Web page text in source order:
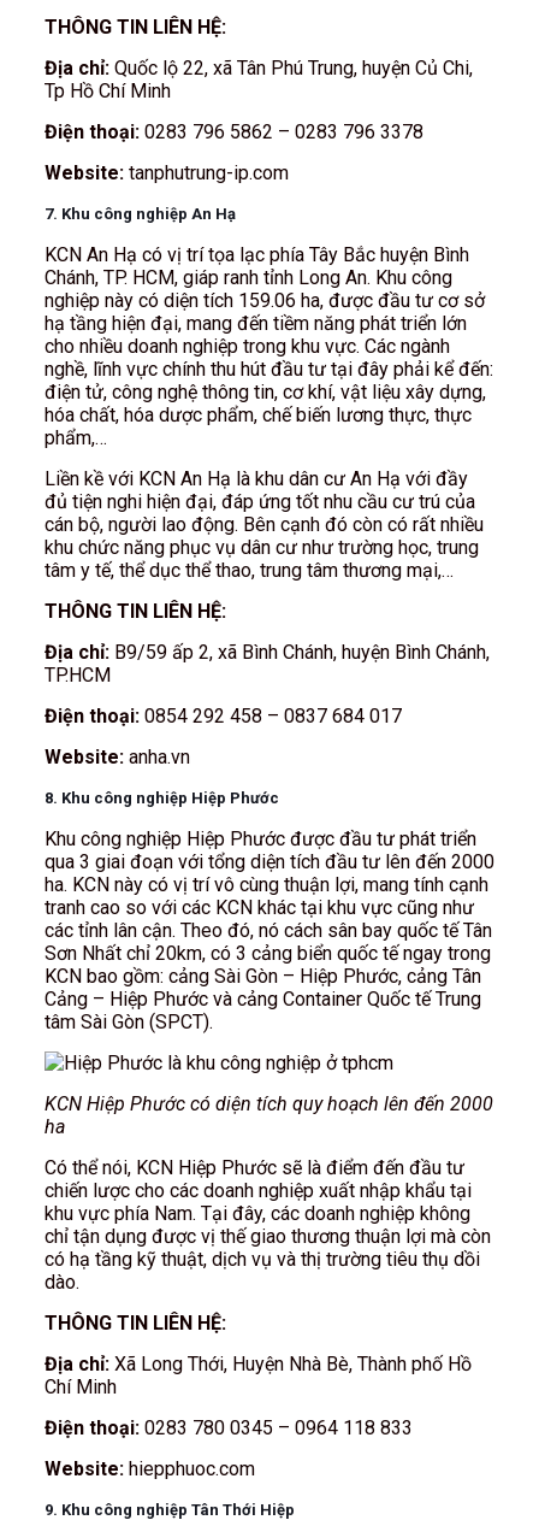
THÔNG TIN LIÊN HỆ:
Địa chỉ: Quốc lộ 22, xã Tân Phú Trung, huyện Củ Chi,
Tp Hồ Chí Minh
Điện thoại:0283 796 5862 – 0283 796 3378
Website:tanphutrung-ip.com
7. Khu công nghiệp An Hạ
KCN An Hạ có vị trí tọa lạc phía Tây Bắc huyện Bình
Chánh, TP. HCM, giáp ranh tỉnh Long An. Khu công
nghiệp này có diện tích 159.06 ha, được đầu tư cơ sở
hạ tầng hiện đại, mang đến tiềm năng phát triển lớn
cho nhiều doanh nghiệp trong khu vực. Các ngành
nghề, lĩnh vực chính thu hút đầu tư tại đây phải kể đến:
điện tử, công nghệ thông tin, cơ khí, vật liệu xây dựng,
hóa chất, hóa dược phẩm, chế biến lương thực, thực
phẩm,…
Liền kề với KCN An Hạ là khu dân cư An Hạ với đầy
đủ tiện nghi hiện đại, đáp ứng tốt nhu cầu cư trú của
cán bộ, người lao động. Bên cạnh đó còn có rất nhiều
khu chức năng phục vụ dân cư như trường học, trung
tâm y tế, thể dục thể thao, trung tâm thương mại,…
THÔNG TIN LIÊN HỆ:
Địa chỉ: B9/59 ấp 2, xã Bình Chánh, huyện Bình Chánh,
TP.HCM
Điện thoại:0854 292 458 – 0837 684 017
Website:anha.vn
8. Khu công nghiệp Hiệp Phước
Khu công nghiệp Hiệp Phước được đầu tư phát triển
qua 3 giai đoạn với tổng diện tích đầu tư lên đến 2000
ha. KCN này có vị trí vô cùng thuận lợi, mang tính cạnh
tranh cao so với các KCN khác tại khu vực cũng như
các tỉnh lân cận. Theo đó, nó cách sân bay quốc tế Tân
Sơn Nhất chỉ 20km, có 3 cảng biển quốc tế ngay trong
KCN bao gồm: cảng Sài Gòn – Hiệp Phước, cảng Tân
Cảng – Hiệp Phước và cảng Container Quốc tế Trung
tâm Sài Gòn (SPCT).
KCN Hiệp Phước có diện tích quy hoạch lên đến 2000
ha
Có thể nói, KCN Hiệp Phước sẽ là điểm đến đầu tư
chiến lược cho các doanh nghiệp xuất nhập khẩu tại
khu vực phía Nam. Tại đây, các doanh nghiệp không
chỉ tận dụng được vị thế giao thương thuận lợi mà còn
có hạ tầng kỹ thuật, dịch vụ và thị trường tiêu thụ dồi
dào.
THÔNG TIN LIÊN HỆ:
Địa chỉ:Xã Long Thới, Huyện Nhà Bè, Thành phố Hồ
Chí Minh
Điện thoại: 0283 780 0345 – 0964 118 833
Website:hiepphuoc.com
9. Khu công nghiệp Tân Thới Hiệp